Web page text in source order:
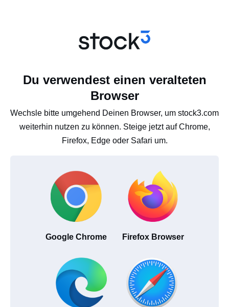
Du verwendest einen veralteten
Browser
Wechsle bitte umgehend Deinen Browser, um stock3.com
weiterhin nutzen zu können. Steige jetzt auf Chrome,
Firefox, Edge oder Safari um.
Google Chrome Firefox Browser